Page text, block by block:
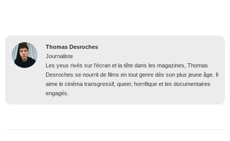
Thomas Desroches
Journaliste
Les yeux rivés sur l’écran et la tête dans les magazines, Thomas
Desroches se nourrit de films en tout genre dès son plus jeune âge. Il
aime le cinéma transgressif, queer, horrifique et les documentaires
engagés.